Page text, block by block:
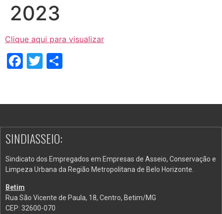
2023
Clique aqui para visualizar
Facebook
Twitter
SINDIASSEIO:
Sindicato dos Empregados em Empresas de Asseio, Conservação e
Limpeza Urbana da Região Metropolitana de Belo Horizonte.
Betim
Rua São Vicente de Paula, 18, Centro, Betim/MG
CEP: 32600-070